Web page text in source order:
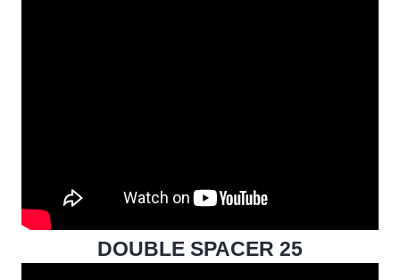
DOUBLE SPACER 25